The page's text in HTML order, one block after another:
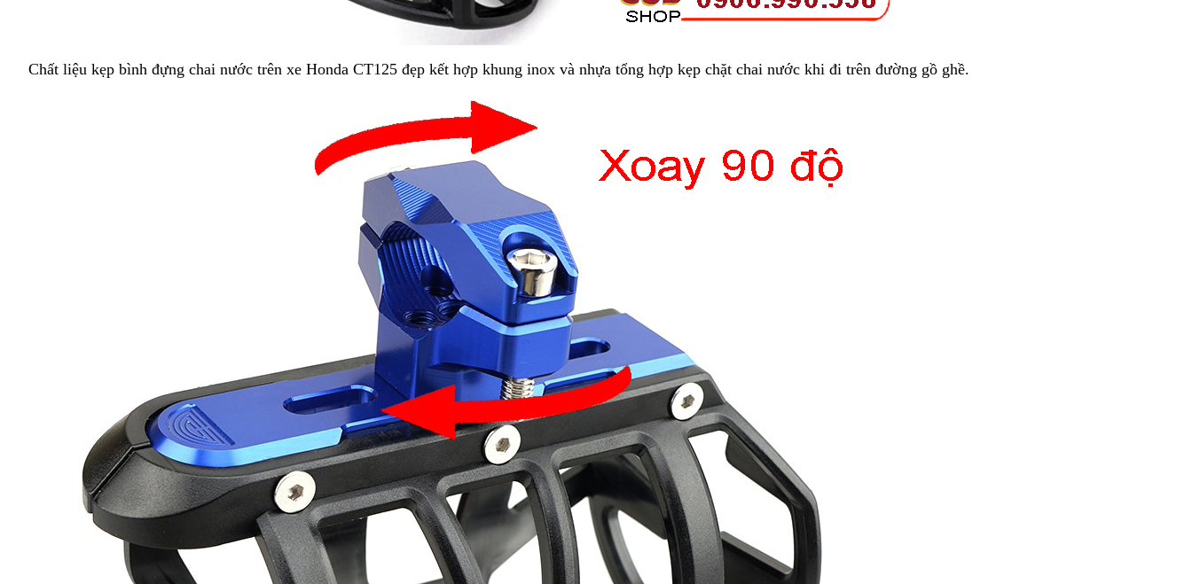
Chất liệu kẹp bình đựng chai nước trên xe Honda CT125 đẹp kết hợp khung inox và nhựa tổng hợp kẹp chặt chai nước khi đi trên đường gồ ghề.